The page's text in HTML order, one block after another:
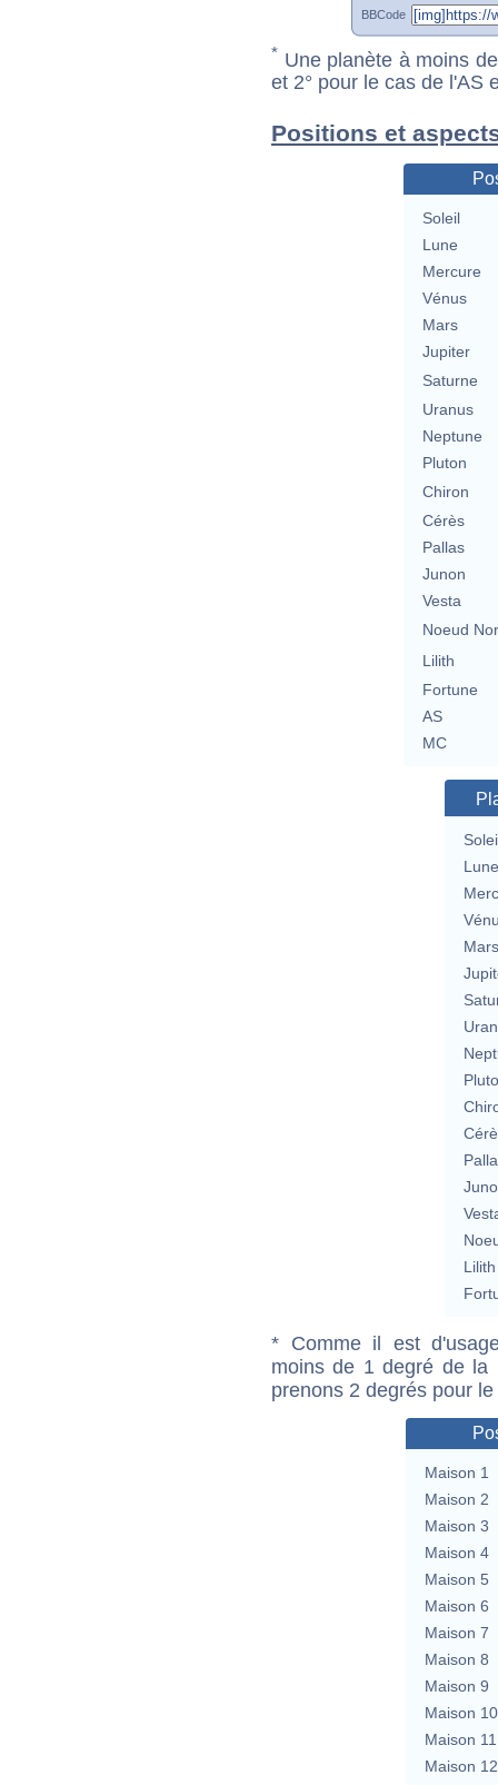
BBCode
* Une planète à moins
et 2° pour le cas de l'AS
Positions et
Soleil
Lune
Mercure
Vénus
Mars
Jupiter
Saturne
Uranus
Neptune
Pluton
Chiron
Cérès
Pallas
Junon
Vesta
Noeud
Lilith
Fortune
AS
MC
Lune
Mars
Lilith
* Comme il est
moins de 1 degré de la
prenons 2 degrés pour
Maison 1
Maison 2
Maison 3
Maison 4
Maison 5
Maison 6
Maison 7
Maison 8
Maison 9
Maison 10
Maison 11
Maison 12